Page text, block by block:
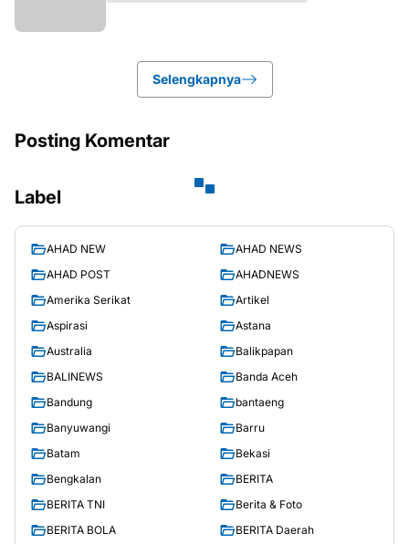
Selengkapnya
Posting Komentar
Label
AHAD NEW
AHAD NEWS
AHAD POST
AHADNEWS
Amerika Serikat
Artikel
Aspirasi
Astana
Australia
Balikpapan
BALINEWS
Banda Aceh
Bandung
bantaeng
Banyuwangi
Barru
Batam
Bekasi
Bengkalan
BERITA
BERITA TNI
Berita & Foto
BERITA BOLA
BERITA Daerah